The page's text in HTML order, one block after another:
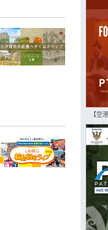
【空